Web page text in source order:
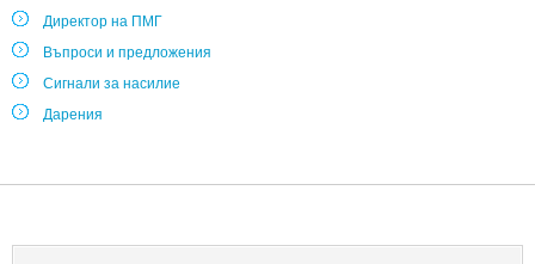
Директор на ПМГ
Въпроси и предложения
Сигнали за насилие
Дарения